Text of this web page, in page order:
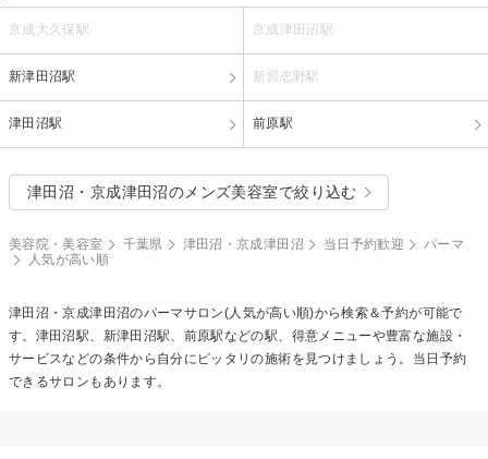
京成大久保駅 京成津田沼駅
新津田沼駅 新習志野駅
津田沼駅 前原駅
津田沼・京成津田沼のメンズ美容室で絞り込む
美容院・美容室 千葉県 津田沼・京成津田沼 当日予約歓迎
パーマ
人気が高い順
津田沼・京成津田沼のパーマサロン(人気が高い順)から検索＆予約が可能で
す。津田沼駅、新津田沼駅、前原駅などの駅、得意メニューや豊富な施設・
サービスなどの条件から自分にピッタリの施術を見つけましょう。当日予約
できるサロンもあります。